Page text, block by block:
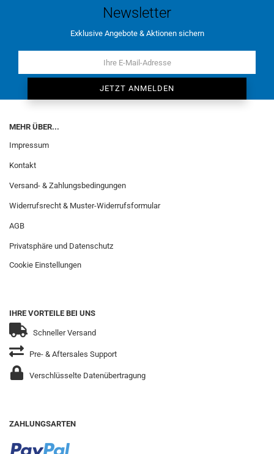
Newsletter
Exklusive Angebote & Aktionen sichern
MEHR ÜBER...
Impressum
Kontakt
Versand- & Zahlungsbedingungen
Widerrufsrecht & Muster-Widerrufsformular
AGB
Privatsphäre und Datenschutz
Cookie Einstellungen
IHRE VORTEILE BEI UNS
Schneller Versand
Pre- & Aftersales Support
Verschlüsselte Datenübertragung
ZAHLUNGSARTEN